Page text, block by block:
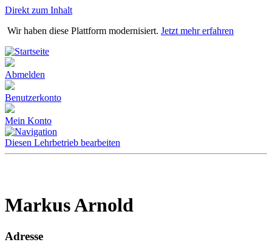
Direkt zum Inhalt
Wir haben diese Plattform modernisiert. Jetzt mehr erfahren
Abmelden
Benutzerkonto
Mein Konto
Diesen Lehrbetrieb bearbeiten
Markus Arnold
Adresse